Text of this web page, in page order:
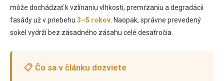
môže dochádzať k vzlínaniu vlhkosti, premŕzaniu a degradácii
fasády už v priebehu 3–5 rokov. Naopak, správne prevedený
sokel vydrží bez zásadného zásahu celé desaťročia.
📋 Čo sa v článku dozviete